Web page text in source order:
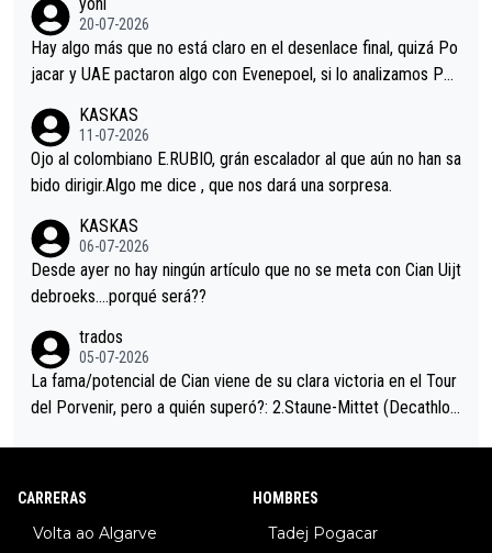
permaneció pegado a su rueda. Parecía increíble la forma en l
a que era capaz de controlar el miedo", recordó."
20-07-2026
Hay algo más que no está claro en el desenlace final, quizá Po
jacar y UAE pactaron algo con Evenepoel, si lo analizamos Poj
i sin pedalear, luego está el saludo con Evenepoel dándose la
mano de una manera muy fraternal, más allá de los típicos toqu
es en el hombro con que saludaba a Vingegard. Ahí hubo una in
eta, a ver si por querer poner a Del Toro con calzador en posi
ción de podio UAE y Pojacar se van complicar el tour.
KASKAS
11-07-2026
Ojo al colombiano E.RUBIO, grán escalador al que aún no han sa
bido dirigir.Algo me dice , que nos dará una sorpresa.
KASKAS
06-07-2026
Desde ayer no hay ningún artículo que no se meta con Cian Uijt
debroeks….porqué será??
trados
05-07-2026
La fama/potencial de Cian viene de su clara victoria en el Tour
del Porvenir, pero a quién superó?: 2.Staune-Mittet (Decathlon,
8.Lenny Martinez (Bahrein), 9. Van Belle (Visma), 10. Vacek (Li
CARRERAS
Volta ao Algarve
HOMBRES
Tadej Pogacar